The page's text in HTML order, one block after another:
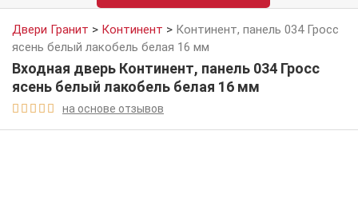
Двери Гранит > Континент > Континент, панель 034 Гросс
ясень белый лакобель белая 16 мм
Входная дверь Континент, панель 034 Гросс
ясень белый лакобель белая 16 мм
     на основе отзывов